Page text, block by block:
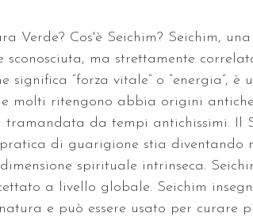
Verde? Cos'è Seichim? Seichim,
sconosciuta, ma strettamente
significa “forza vitale” o “energia”,
molti ritengono abbia origini
da tempi antichissimi. Il
pratica di guarigione stia diventando
spirituale intrinseca.
a livello globale. Seichim
e può essere usato per curare